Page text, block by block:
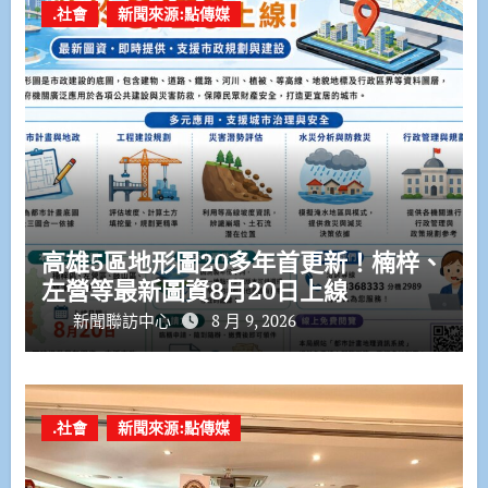
.社會 新聞來源:點傳媒
高雄5區地形圖20多年首更新！楠梓、
左營等最新圖資8月20日上線
新聞聯訪中心 8 月 9, 2026
.社會 新聞來源:點傳媒